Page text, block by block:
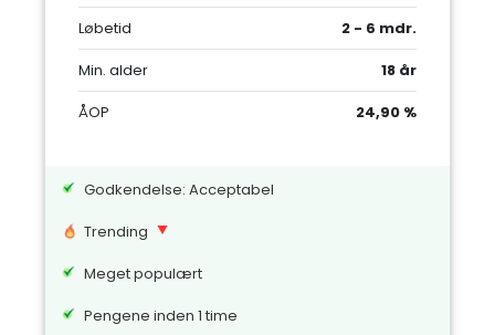
Løbetid
2 - 6 mdr.
Min. alder
18 år
ÅOP
24,90 %
Godkendelse: Acceptabel
Trending
Meget populært
Pengene inden 1 time